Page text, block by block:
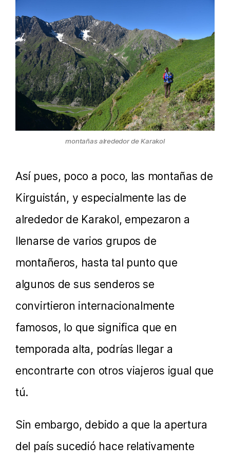
montañas alrededor de Karakol
Así pues, poco a poco, las montañas de
Kirguistán, y especialmente las de
alrededor de Karakol, empezaron a
llenarse de varios grupos de
montañeros, hasta tal punto que
algunos de sus senderos se
convirtieron internacionalmente
famosos, lo que significa que en
temporada alta, podrías llegar a
encontrarte con otros viajeros igual que
tú.
Sin embargo, debido a que la apertura
del país sucedió hace relativamente